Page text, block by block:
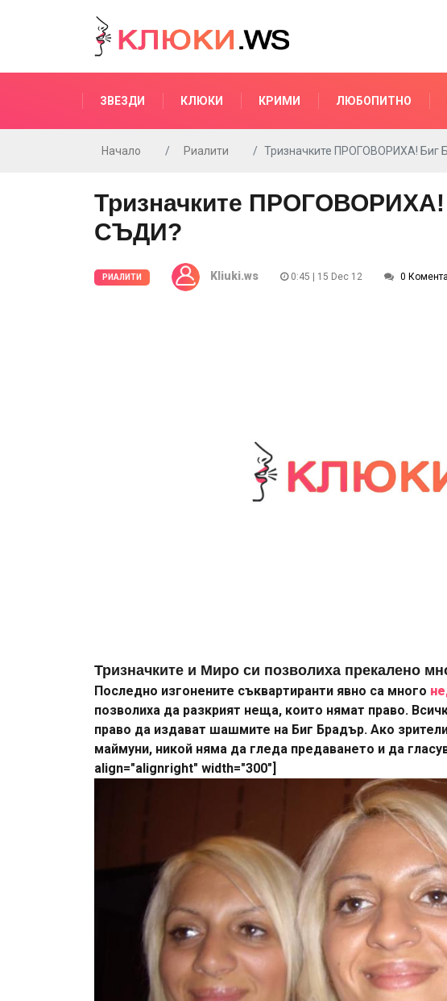
ЗВЕЗДИ КЛЮКИ КРИМИ ЛЮБОПИТНО
Начало Риалити Тризначките ПРОГОВОРИХА! Биг
Тризначките
СЪДИ?
РИАЛИТИ Kliuki.ws 0:45 | 15 Dec 12 0
Тризначките и Миро си позволиха прекалено
Последно изгонените съквартиранти явно са много
позволиха да разкрият неща, които нямат право.
право да издават шашмите на Биг Брадър. Ако
маймуни, никой няма да гледа предаването и да
align="alignright" width="300"]